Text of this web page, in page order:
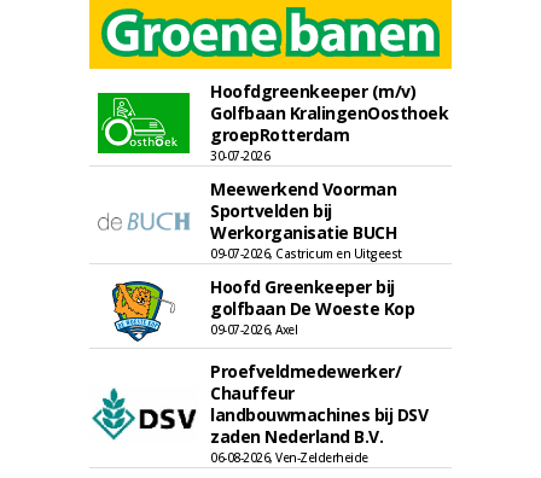
Hoofdgreenkeeper (m/v)
Golfbaan KralingenOosthoek
groepRotterdam
30-07-2026
Meewerkend Voorman
Sportvelden bij
Werkorganisatie BUCH
09-07-2026, Castricum en Uitgeest
Hoofd Greenkeeper bij
golfbaan De Woeste Kop
09-07-2026, Axel
Proefveldmedewerker/
Chauffeur
landbouwmachines bij DSV
zaden Nederland B.V.
06-08-2026, Ven-Zelderheide